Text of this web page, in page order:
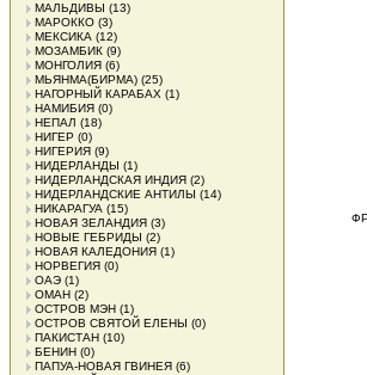
МАЛЬДИВЫ (13)
МАРОККО (3)
МЕКСИКА (12)
МОЗАМБИК (9)
МОНГОЛИЯ (6)
МЬЯНМА(БИРМА) (25)
НАГОРНЫЙ КАРАБАХ (1)
НАМИБИЯ (0)
НЕПАЛ (18)
НИГЕР (0)
НИГЕРИЯ (9)
НИДЕРЛАНДЫ (1)
НИДЕРЛАНДСКАЯ ИНДИЯ (2)
НИДЕРЛАНДСКИЕ АНТИЛЫ (14)
НИКАРАГУА (15)
НОВАЯ ЗЕЛАНДИЯ (3)
НОВЫЕ ГЕБРИДЫ (2)
НОВАЯ КАЛЕДОНИЯ (1)
НОРВЕГИЯ (0)
ОАЭ (1)
ОМАН (2)
ОСТРОВ МЭН (1)
ОСТРОВ СВЯТОЙ ЕЛЕНЫ (0)
ПАКИСТАН (10)
БЕНИН (0)
ПАПУА-НОВАЯ ГВИНЕЯ (6)